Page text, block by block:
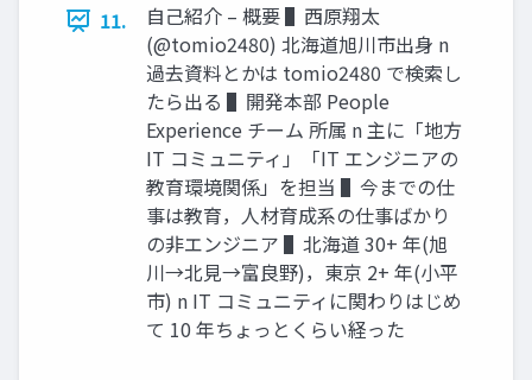
11.
⾃⼰紹介 – 概要 ▌⻄原翔太
(@tomio2480) 北海道旭川市出⾝ n
過去資料とかは tomio2480 で検索し
たら出る ▌開発本部 People
Experience チーム 所属 n 主に「地⽅
IT コミュニティ」「IT エンジニアの
教育環境関係」を担当 ▌今までの仕
事は教育，⼈材育成系の仕事ばかり
の⾮エンジニア ▌北海道 30+ 年(旭
川→北⾒→富良野)，東京 2+ 年(⼩平
市) n IT コミュニティに関わりはじめ
て 10 年ちょっとくらい経った